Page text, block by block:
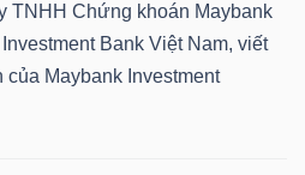
TNHH Chứng khoán Maybank
Bank Việt Nam, viết
của Maybank Investment